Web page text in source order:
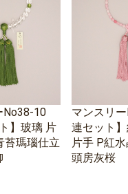
No38-10
】玻璃 片
苔瑪瑙仕立
マンスリ
連セット
片手 P紅
頭房灰桜